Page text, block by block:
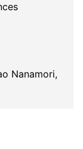
Nanamori,